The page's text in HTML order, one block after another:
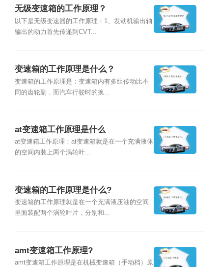
无级变速箱的工作原理？
以下是无级变速器的工作原理：1、发动机输出轴
输出的动力首先传递到CVT...
变速箱的工作原理是什么？
变速箱的工作原理是：变速箱内有多组传动比不
同的齿轮副，而汽车行驶时的换...
at变速箱工作原理是什么
at变速箱工作原理：at变速箱就是在一个充满液体
的空间内装上两个涡轮叶...
变速箱的工作原理是什么?
变速箱的工作原理就是在一个充满液压油的空间
里面装配两个涡轮叶片，分别和...
amt变速箱工作原理?
amt变速箱工作原理是在机械变速箱（手动档）原